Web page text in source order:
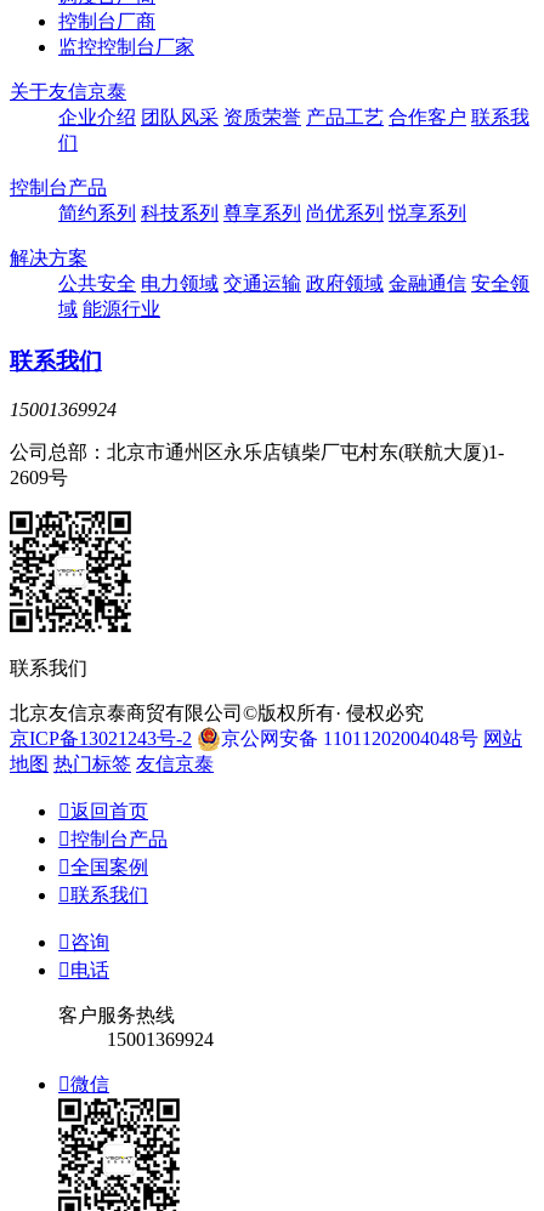
控制台厂商
监控控制台厂家
关于友信京泰
企业介绍 团队风采 资质荣誉 产品工艺 合作客户 联系我
们
控制台产品
简约系列 科技系列 尊享系列 尚优系列 悦享系列
解决方案
公共安全 电力领域 交通运输 政府领域 金融通信 安全领
域 能源行业
联系我们
15001369924
公司总部：北京市通州区永乐店镇柴厂屯村东(联航大厦)1-
2609号
联系我们
北京友信京泰商贸有限公司©版权所有· 侵权必究
京ICP备13021243号-2
京公网安备 11011202004048号 网站
地图 热门标签 友信京泰
返回首页
控制台产品
全国案例
联系我们
咨询
电话
客户服务热线
15001369924
微信